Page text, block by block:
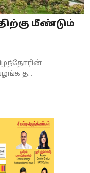
மீண்டும்
த...